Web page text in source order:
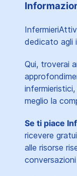
dedicato agli
Qui, troverai
meglio la
Se ti piace
ricevere
alle risorse